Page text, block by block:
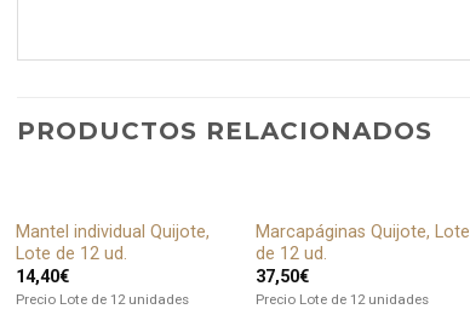
PRODUCTOS RELACIONADOS
Añadir
deseos
Mantel individual Quijote,
Lote de 12 ud.
14,40€
Precio Lote de 12 unidades
Añadir
deseos
Marcapáginas Quijote, Lote
de 12 ud.
37,50€
Precio Lote de 12 unidades